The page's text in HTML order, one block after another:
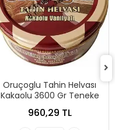
Oruçoglu Tahin Helvası
Kakaolu 3600 Gr Teneke
960,29 TL